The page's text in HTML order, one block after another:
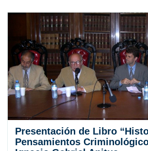
Presentación de Libro
Pensamientos